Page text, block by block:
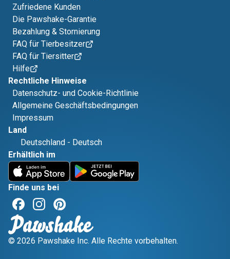
Zufriedene Kunden
Die Pawshake-Garantie
Bezahlung & Stornierung
FAQ für Tierbesitzer
FAQ für Tiersitter
Hilfe
Rechtliche Hinweise
Datenschutz- und Cookie-Richtlinie
Allgemeine Geschäftsbedingungen
Impressum
Land
Deutschland - Deutsch
Erhältlich im
Finde uns bei
© 2026 Pawshake Inc. Alle Rechte vorbehalten.